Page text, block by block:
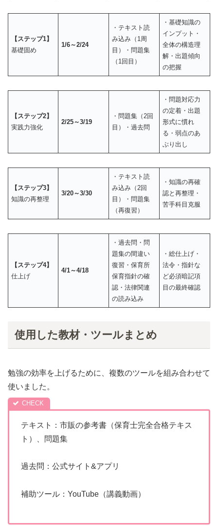
【ステップ1】
基礎固め
1/6～2/24
・テキスト読
み込み（1周
目）・問題集
（1回目）
・基礎知識の
インプット・
全体の構造理
解・出題傾向
の把握
【ステップ2】
実践力強化
2/25～3/19
・問題集（2回
目）・過去問
・問題対応力
の定着・出題
形式に慣れ
る・弱点のあ
ぶり出し
【ステップ3】
知識の再整理
3/20～3/30
・テキスト読
み込み（2回
目）・問題集
（再復習）
・知識の再確
認と再整理・
苦手科目克服
【ステップ4】
仕上げ
4/1～4/18
・過去問・問
題集の間違い
復習・保育所
保育指針の確
認・法律関連
の読み込み
・総仕上げ・
法令・指針な
ど必須暗記項
目の最終確認
使用した教材・ツールまとめ
勉強の効率を上げるために、複数のツールを組み合わせて
使いました。
テキスト：市販の参考書（保育士完全合格テキス
ト）、問題集
過去問：公式サイト&アプリ
補助ツール：YouTube（講義動画）